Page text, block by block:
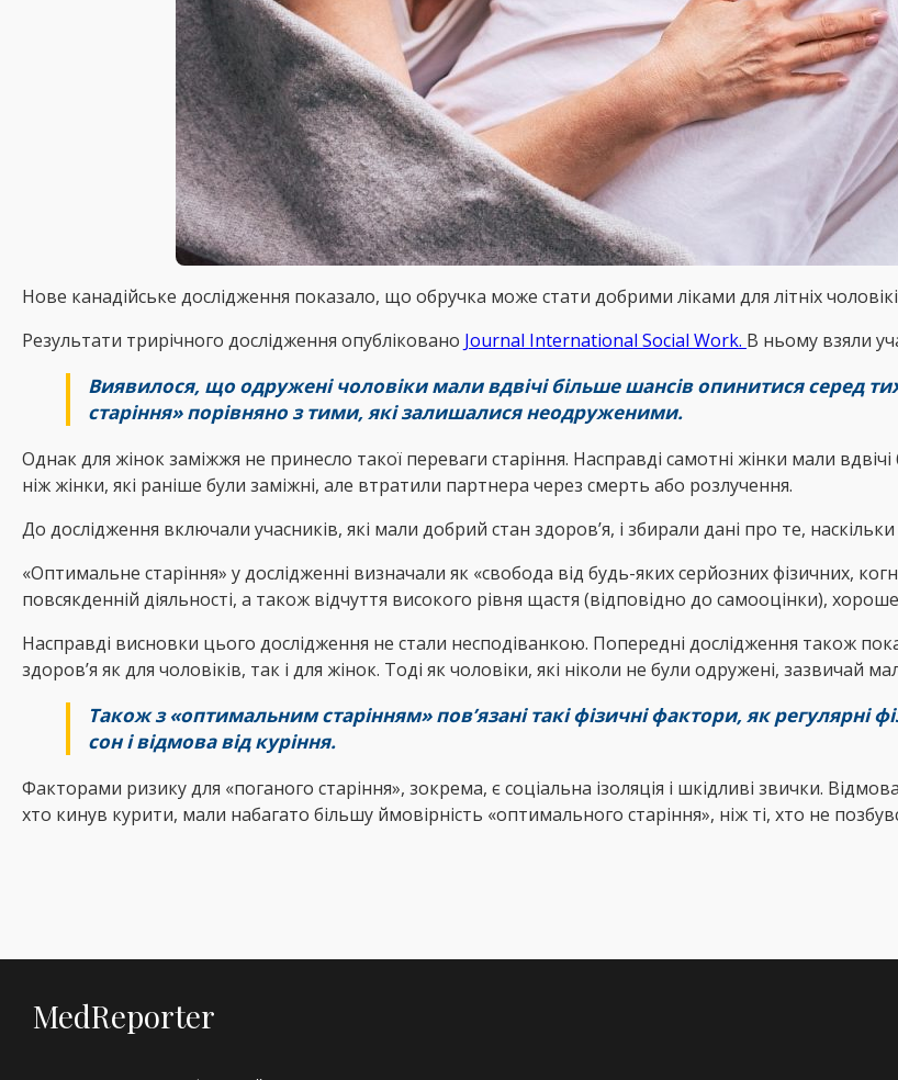
Нове канадійське дослідження показало, що обручка може стати добрими ліками для літніх
Результати трирічного дослідження опубліковано Journal International Social Work. В ньому взяли
Виявилося, що одружені чоловіки мали вдвічі більше шансів опинитися серед
старіння» порівняно з тими, які залишалися неодруженими.
Однак для жінок заміжжя не принесло такої переваги старіння. Насправді самотні жінки мали
ніж жінки, які раніше були заміжні, але втратили партнера через смерть або розлучення.
До дослідження включали учасників, які мали добрий стан здоров’я, і збирали дані про те,
«Оптимальне старіння» у дослідженні визначали як «свобода від будь-яких серйозних фізичних,
повсякденній діяльності, а також відчуття високого рівня щастя (відповідно до самооцінки),
Насправді висновки цього дослідження не стали несподіванкою. Попередні дослідження також
здоров’я як для чоловіків, так і для жінок. Тоді як чоловіки, які ніколи не були одружені, зазвичай
Також з «оптимальним старінням» пов’язані такі фізичні фактори, як регулярні
сон і відмова від куріння.
Факторами ризику для «поганого старіння», зокрема, є соціальна ізоляція і шкідливі звички.
хто кинув курити, мали набагато більшу ймовірність «оптимального старіння», ніж ті, хто не
MedReporter